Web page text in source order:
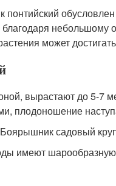
благодаря
может
вырастают до 5-7
плодоношение
имеют